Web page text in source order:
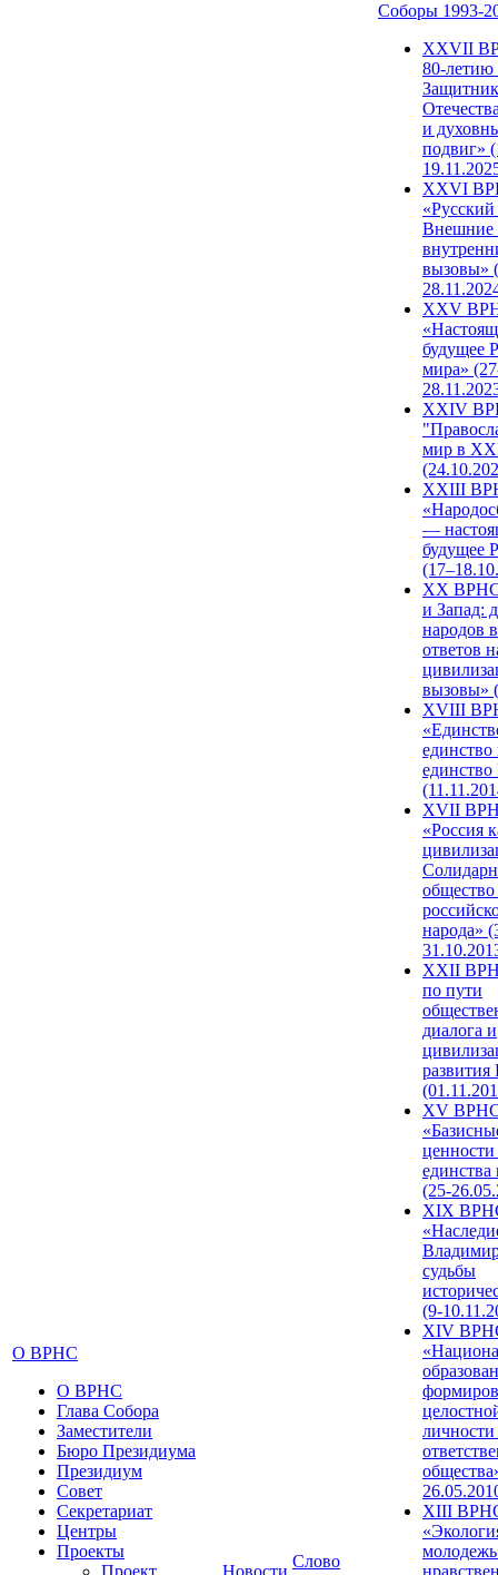
О ВРНС
О ВРНС
Глава Собора
Заместители
Бюро Президиума
Президиум
Совет
Секретариат
Центры
Проекты
Проект
Новости
Слово
Соборы 1993-
ХХVII
80-
и
подвиг»
XXVI
Внешние
вызовы»
XXV
будущее
мира»
XXIV
мир в
XXIII
—
будущее
XX ВРНС
и Запад:
народов
ответов
вызовы»
XVIII
единство
единство
XVII
«Россия
народа»
XXII
по пути
диалога и
развития
XV
единства
(25-
XIX
судьбы
(9-
XIV
XIII